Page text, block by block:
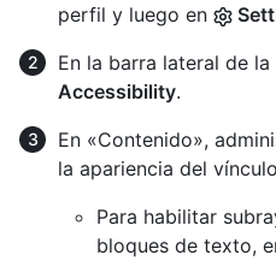
perfil y luego en
En la barra lateral de
Accessibility.
En «Contenido»,
la apariencia del
Para habilitar
bloques de texto,